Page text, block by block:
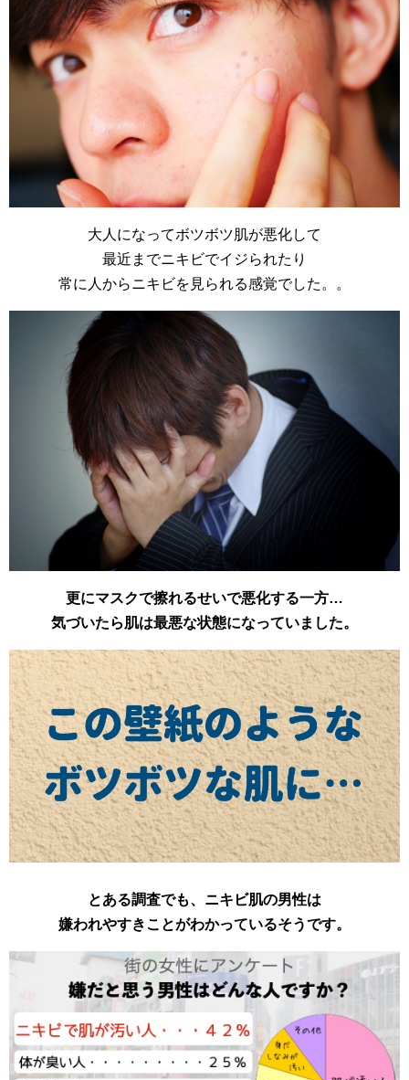
大人になってボツボツ肌が悪化して
最近までニキビでイジられたり
常に人からニキビを見られる感覚でした。。
更にマスクで擦れるせいで悪化する一方…
気づいたら肌は最悪な状態になっていました。
とある調査でも、ニキビ肌の男性は
嫌われやすきことがわかっているそうです。